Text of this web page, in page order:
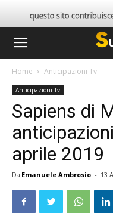
Home Anticipazioni Tv
Anticipazioni Tv
Sapiens di
aprile 2019
Da Emanuele Ambrosio - 13